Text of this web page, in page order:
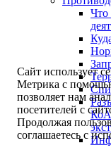
Что
Сайт использует
Метрика с
позволяет нам
посетителей с
Продолжая
соглашаетесь с